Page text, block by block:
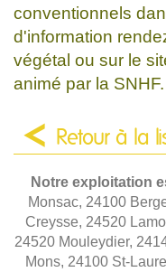
conventionnels
d'information
végétal ou sur le
animé par la SNHF.
Retour à la
Notre exploitation
Monsac, 24100
Creysse, 24520
24520 Mouleydier,
Mons, 24100 St-